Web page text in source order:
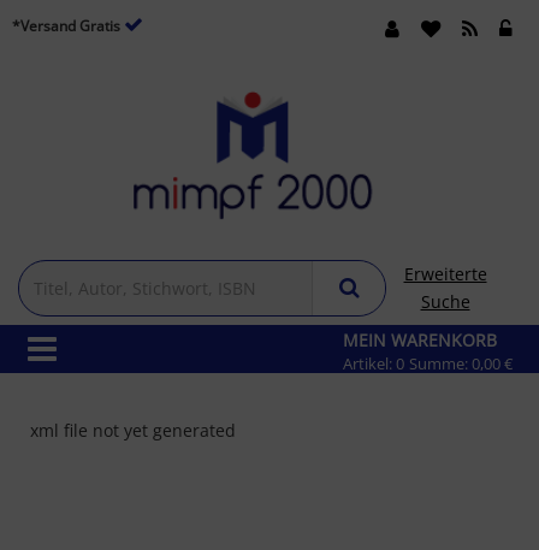
*Versand Gratis
Erweiterte
Suche
MEIN WARENKORB
Artikel: 0 Summe: 0,00 €
xml file not yet generated